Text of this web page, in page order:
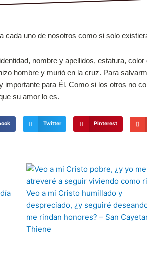
nombre y apellidos, estatura,
hombre y murió en la cruz. Para
para Él. Como si los otros no
su amor lo es.
Twitter Pinterest
PáginaPáginaPáginaPáginaPágina